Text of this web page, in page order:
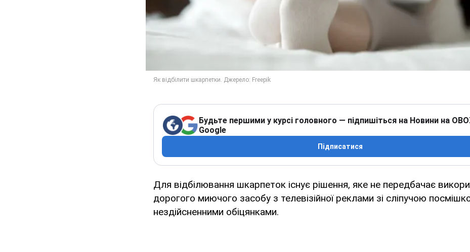
Будьте першими у курсі головного — підпишіться на Новини на
Google
Підписатися
Для відбілювання шкарпеток існує рішення, яке не передбачає
дорогого миючого засобу з телевізійної реклами зі сліпучою
нездійсненними обіцянками.